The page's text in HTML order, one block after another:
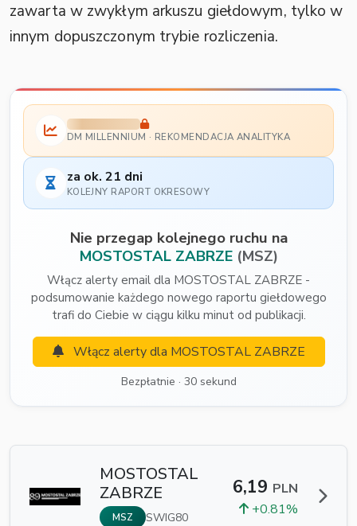
zawarta w zwykłym arkuszu giełdowym, tylko w
innym dopuszczonym trybie rozliczenia.
DM MILLENNIUM · REKOMENDACJA ANALITYKA
za ok. 21 dni
KOLEJNY RAPORT OKRESOWY
Nie przegap kolejnego ruchu na
MOSTOSTAL ZABRZE (MSZ)
Włącz alerty email dla MOSTOSTAL ZABRZE -
podsumowanie każdego nowego raportu giełdowego
trafi do Ciebie w ciągu kilku minut od publikacji.
Włącz alerty dla MOSTOSTAL ZABRZE
Bezpłatnie · 30 sekund
MOSTOSTAL
ZABRZE
MSZ SWIG80
6,19 PLN
+0.81%